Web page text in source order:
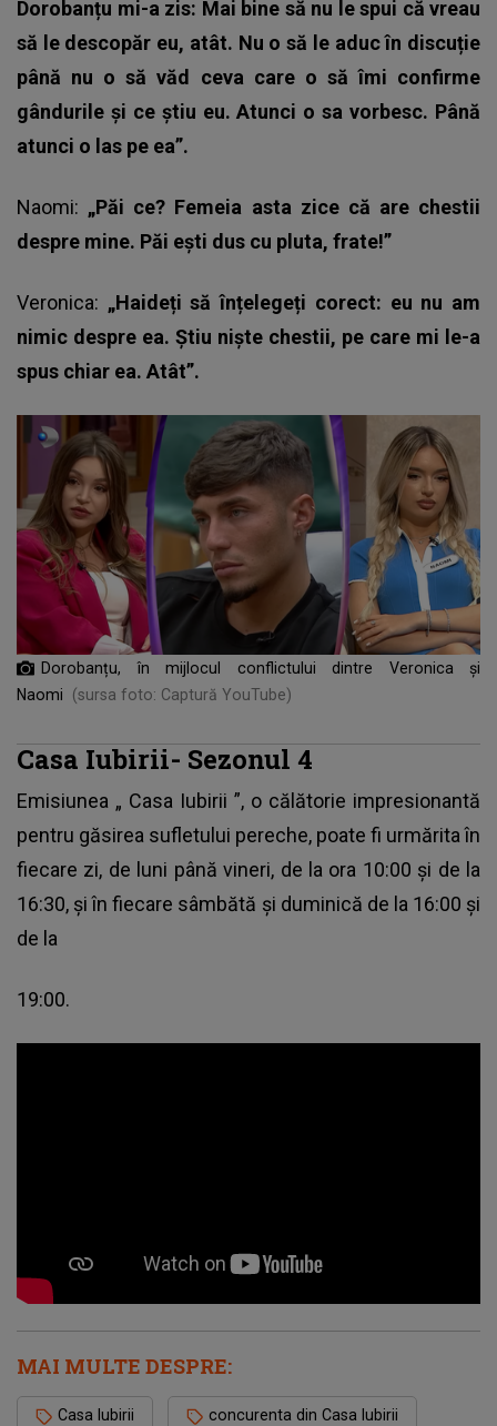
Dorobanțu mi-a zis: Mai bine să nu le spui că vreau
să le descopăr eu, atât. Nu o să le aduc în discuție
până nu o să văd ceva care o să îmi confirme
gândurile și ce știu eu. Atunci o sa vorbesc. Până
atunci o las pe ea”.
Naomi: „Păi ce? Femeia asta zice că are chestii
despre mine. Păi ești dus cu pluta, frate!”
Veronica: „Haideți să înțelegeți corect: eu nu am
nimic despre ea. Știu niște chestii, pe care mi le-a
spus chiar ea. Atât”.
Dorobanțu, în mijlocul conflictului dintre Veronica și
Naomi
(sursa foto: Captură YouTube)
Casa Iubirii- Sezonul 4
Emisiunea „ Casa Iubirii ”, o călătorie impresionantă
pentru găsirea sufletului pereche, poate fi urmărita în
fiecare zi, de luni până vineri, de la ora 10:00 și de la
16:30, și în fiecare sâmbătă și duminică de la 16:00 și
de la
19:00.
MAI MULTE DESPRE:
Casa Iubirii concurenta din Casa Iubirii